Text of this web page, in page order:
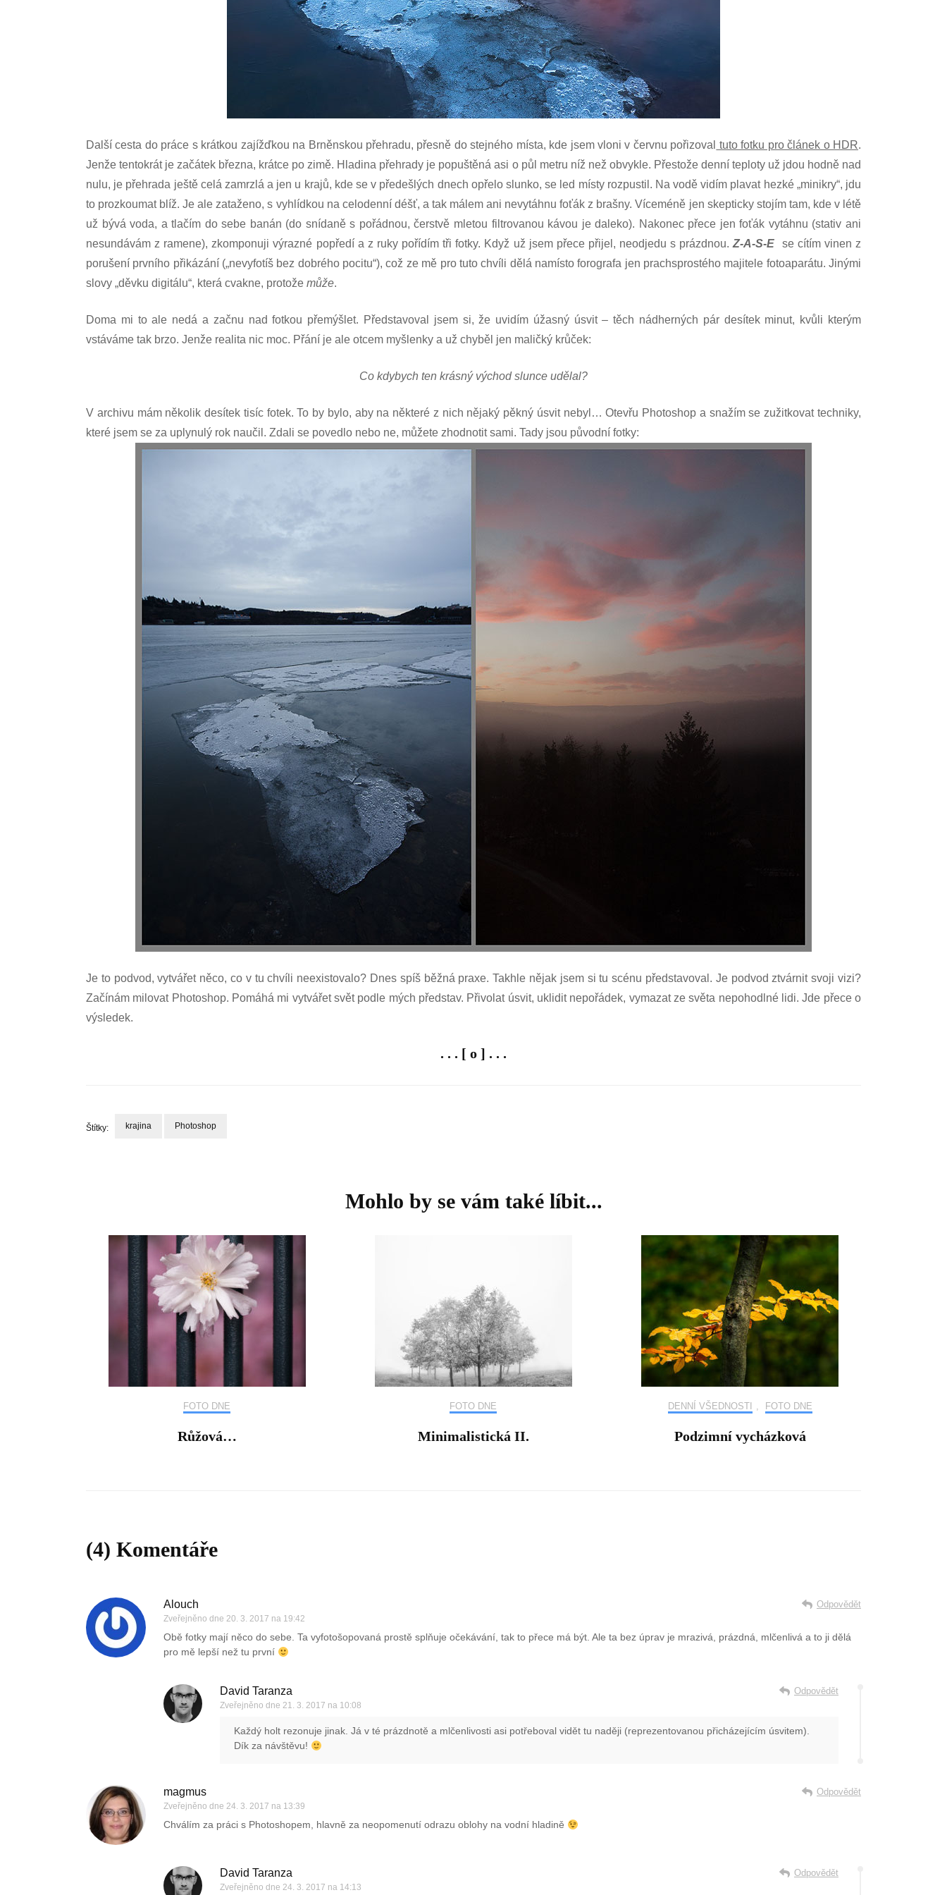
Další cesta do práce s krátkou zajížďkou na Brněnskou přehradu, přesně do stejného místa, kde jsem vloni v červnu pořizoval tuto fotku pro článek o HDR.
Jenže tentokrát je začátek března, krátce po zimě. Hladina přehrady je popuštěná asi o půl metru níž než obvykle. Přestože denní teploty už jdou hodně nad
nulu, je přehrada ještě celá zamrzlá a jen u krajů, kde se v předešlých dnech opřelo slunko, se led místy rozpustil. Na vodě vidím plavat hezké „minikry“, jdu
to prozkoumat blíž. Je ale zataženo, s vyhlídkou na celodenní déšť, a tak málem ani nevytáhnu foťák z brašny. Víceméně jen skepticky stojím tam, kde v létě
už bývá voda, a tlačím do sebe banán (do snídaně s pořádnou, čerstvě mletou filtrovanou kávou je daleko). Nakonec přece jen foťák vytáhnu (stativ ani
nesundávám z ramene), zkomponuji výrazné popředí a z ruky pořídím tři fotky. Když už jsem přece přijel, neodjedu s prázdnou.Z-A-S-E
se cítím vinen z
porušení prvního přikázání („nevyfotíš bez dobrého pocitu“), což ze mě pro tuto chvíli dělá namísto forografa jen prachsprostého majitele fotoaparátu. Jinými
slovy „děvku digitálu“, která cvakne, protože může.
Doma mi to ale nedá a začnu nad fotkou přemýšlet. Představoval jsem si, že uvidím úžasný úsvit – těch nádherných pár desítek minut, kvůli kterým
vstáváme tak brzo. Jenže realita nic moc. Přání je ale otcem myšlenky a už chyběl jen maličký krůček:
Co kdybych ten krásný východ slunce udělal?
V archivu mám několik desítek tisíc fotek. To by bylo, aby na některé z nich nějaký pěkný úsvit nebyl… Otevřu Photoshop a snažím se zužitkovat techniky,
které jsem se za uplynulý rok naučil. Zdali se povedlo nebo ne, můžete zhodnotit sami. Tady jsou původní fotky:
Je to podvod, vytvářet něco, co v tu chvíli neexistovalo? Dnes spíš běžná praxe. Takhle nějak jsem si tu scénu představoval. Je podvod ztvárnit svoji vizi?
Začínám milovat Photoshop. Pomáhá mi vytvářet svět podle mých představ. Přivolat úsvit, uklidit nepořádek, vymazat ze světa nepohodlné lidi. Jde přece o
výsledek.
. . . [ o ] . . .
Štítky: krajina Photoshop
Mohlo by se vám také líbit...
FOTO DNE
Růžová…
FOTO DNE
Minimalistická II.
DENNÍ VŠEDNOSTI , FOTO DNE
Podzimní vycházková
(4) Komentáře
Alouch
Zveřejněno dne 20. 3. 2017 na 19:42
Odpovědět
Obě fotky mají něco do sebe. Ta vyfotošopovaná prostě splňuje očekávání, tak to přece má být. Ale ta bez úprav je mrazivá, prázdná, mlčenlivá a to ji dělá
pro mě lepší než tu první
David Taranza
Zveřejněno dne 21. 3. 2017 na 10:08
Odpovědět
Každý holt rezonuje jinak. Já v té prázdnotě a mlčenlivosti asi potřeboval vidět tu naději (reprezentovanou přicházejícím úsvitem).
Dík za návštěvu!
magmus
Zveřejněno dne 24. 3. 2017 na 13:39
Odpovědět
Chválím za práci s Photoshopem, hlavně za neopomenutí odrazu oblohy na vodní hladině
David Taranza
Zveřejněno dne 24. 3. 2017 na 14:13
Odpovědět